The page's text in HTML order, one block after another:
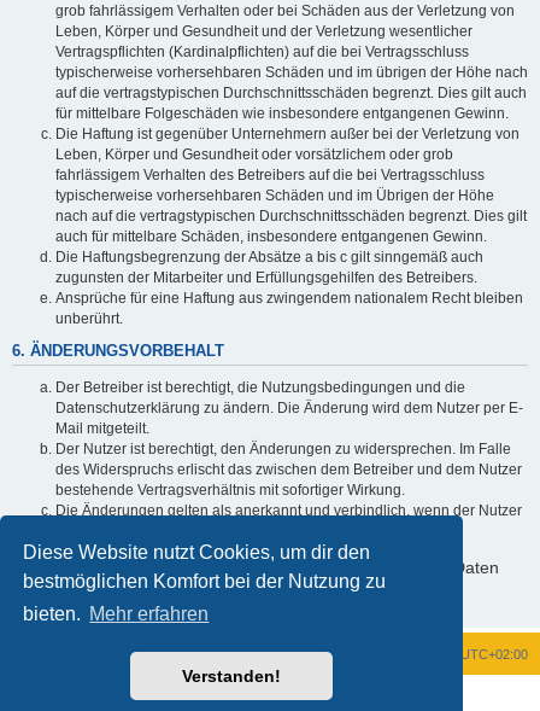
Diese Website nutzt Cookies, um dir den
bestmöglichen Komfort bei der Nutzung zu
bieten. Mehr erfahren
Verstanden!
grob fahrlässigem Verhalten oder bei Schäden aus der Verletzung von
Leben, Körper und Gesundheit und der Verletzung wesentlicher
Vertragspflichten (Kardinalpflichten) auf die bei Vertragsschluss
typischerweise vorhersehbaren Schäden und im übrigen der Höhe nach
auf die vertragstypischen Durchschnittsschäden begrenzt. Dies gilt auch
für mittelbare Folgeschäden wie insbesondere entgangenen Gewinn.
Die Haftung ist gegenüber Unternehmern außer bei der Verletzung von
Leben, Körper und Gesundheit oder vorsätzlichem oder grob
fahrlässigem Verhalten des Betreibers auf die bei Vertragsschluss
typischerweise vorhersehbaren Schäden und im Übrigen der Höhe
nach auf die vertragstypischen Durchschnittsschäden begrenzt. Dies gilt
auch für mittelbare Schäden, insbesondere entgangenen Gewinn.
Die Haftungsbegrenzung der Absätze a bis c gilt sinngemäß auch
zugunsten der Mitarbeiter und Erfüllungsgehilfen des Betreibers.
Ansprüche für eine Haftung aus zwingendem nationalem Recht bleiben
unberührt.
6. ÄNDERUNGSVORBEHALT
Der Betreiber ist berechtigt, die Nutzungsbedingungen und die
Datenschutzerklärung zu ändern. Die Änderung wird dem Nutzer per E-
Mail mitgeteilt.
Der Nutzer ist berechtigt, den Änderungen zu widersprechen. Im Falle
des Widerspruchs erlischt das zwischen dem Betreiber und dem Nutzer
bestehende Vertragsverhältnis mit sofortiger Wirkung.
Die Änderungen gelten als anerkannt und verbindlich, wenn der Nutzer
Informationen über den Umgang mit deinen persönlichen Daten
sind in der Datenschutzerklärung enthalten.
Foren-Übersicht UTC+02:00
Powered by
® Forum Software © phpBB Limited